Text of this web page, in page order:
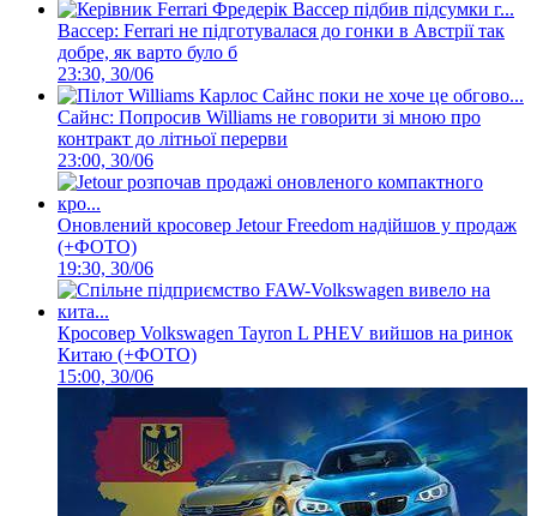
Вассер: Ferrari не підготувалася до гонки в Австрії так
добре, як варто було б
23:30, 30/06
Сайнс: Попросив Williams не говорити зі мною про
контракт до літньої перерви
23:00, 30/06
Оновлений кросовер Jetour Freedom надійшов у продаж
(+ФОТО)
19:30, 30/06
Кросовер Volkswagen Tayron L PHEV вийшов на ринок
Китаю (+ФОТО)
15:00, 30/06